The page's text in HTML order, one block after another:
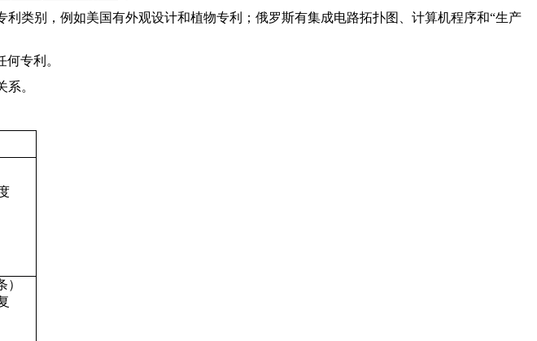
类别，例如美国有外观设计和植物专利；俄罗斯有集成电路拓扑图、计算机程序和“生产
何专利。
。
）